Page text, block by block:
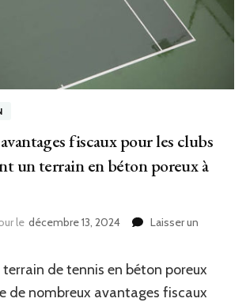
fiscaux pour les clubs
un terrain en béton poreux à
le décembre 13, 2024
Laisser un
de tennis en béton poreux
de nombreux avantages fiscaux